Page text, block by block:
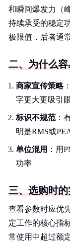
和瞬间爆发力（
持续承受的稳定
极限值，后者通
二、为什么
商家宣传策略
字更大更吸引
标识不规范：
明是RMS或
单位混用 ：用
功率
三、选购时
查看参数时应优
定工作的核心指
常使用中超过额